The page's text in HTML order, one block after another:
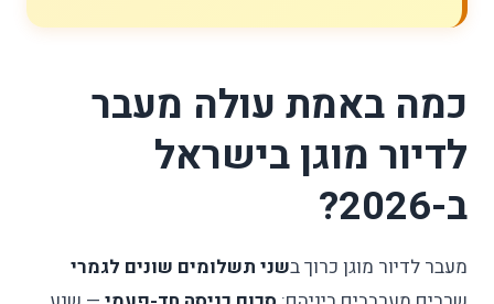
כמה באמת עולה מעבר
לדיור מוגן בישראל
ב-2026?
מעבר לדיור מוגן כרוך בשני תשלומים שונים לגמרי